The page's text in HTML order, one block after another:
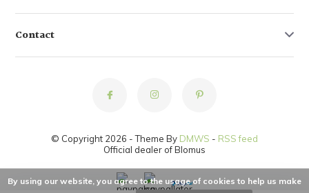
Contact
© Copyright 2026 - Theme By DMWS - RSS feed
Official dealer of Blomus
By using our website, you agree to the usage of cookies to help us make